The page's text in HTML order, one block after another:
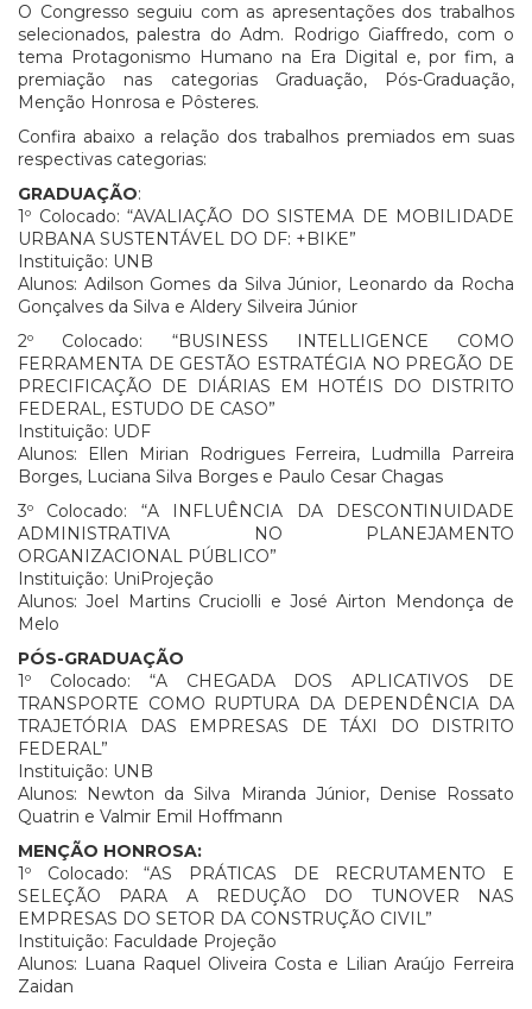
O Congresso seguiu com as apresentações dos trabalhos
selecionados, palestra do Adm. Rodrigo Giaffredo, com o
tema Protagonismo Humano na Era Digital e, por fim, a
premiação nas categorias Graduação, Pós-Graduação,
Menção Honrosa e Pôsteres.
Confira abaixo a relação dos trabalhos premiados em suas
respectivas categorias:
GRADUAÇÃO:
1º Colocado: “AVALIAÇÃO DO SISTEMA DE MOBILIDADE
URBANA SUSTENTÁVEL DO DF: +BIKE”
Instituição: UNB
Alunos: Adilson Gomes da Silva Júnior, Leonardo da Rocha
Gonçalves da Silva e Aldery Silveira Júnior
2º Colocado: “BUSINESS INTELLIGENCE COMO
FERRAMENTA DE GESTÃO ESTRATÉGIA NO PREGÃO DE
PRECIFICAÇÃO DE DIÁRIAS EM HOTÉIS DO DISTRITO
FEDERAL, ESTUDO DE CASO”
Instituição: UDF
Alunos: Ellen Mirian Rodrigues Ferreira, Ludmilla Parreira
Borges, Luciana Silva Borges e Paulo Cesar Chagas
3º Colocado: “A INFLUÊNCIA DA DESCONTINUIDADE
ADMINISTRATIVA NO PLANEJAMENTO
ORGANIZACIONAL PÚBLICO”
Instituição: UniProjeção
Alunos: Joel Martins Cruciolli e José Airton Mendonça de
Melo
PÓS-GRADUAÇÃO
1º Colocado: “A CHEGADA DOS APLICATIVOS DE
TRANSPORTE COMO RUPTURA DA DEPENDÊNCIA DA
TRAJETÓRIA DAS EMPRESAS DE TÁXI DO DISTRITO
FEDERAL”
Instituição: UNB
Alunos: Newton da Silva Miranda Júnior, Denise Rossato
Quatrin e Valmir Emil Hoffmann
MENÇÃO HONROSA:
1º Colocado: “AS PRÁTICAS DE RECRUTAMENTO E
SELEÇÃO PARA A REDUÇÃO DO TUNOVER NAS
EMPRESAS DO SETOR DA CONSTRUÇÃO CIVIL”
Instituição: Faculdade Projeção
Alunos: Luana Raquel Oliveira Costa e Lilian Araújo Ferreira
Zaidan